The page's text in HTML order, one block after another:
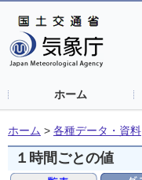
ホーム
ホーム > 各種データ・資料
１時間ごとの値